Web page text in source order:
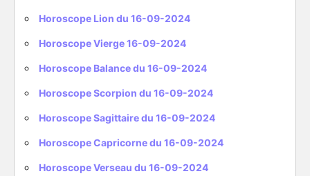
Horoscope Lion du 16-09-2024
Horoscope Vierge 16-09-2024
Horoscope Balance du 16-09-2024
Horoscope Scorpion du 16-09-2024
Horoscope Sagittaire du 16-09-2024
Horoscope Capricorne du 16-09-2024
Horoscope Verseau du 16-09-2024